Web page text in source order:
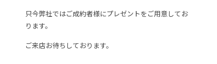
只今弊社ではご成約者様にプレゼントをご用意してお
ります。
ご来店お待ちしております。